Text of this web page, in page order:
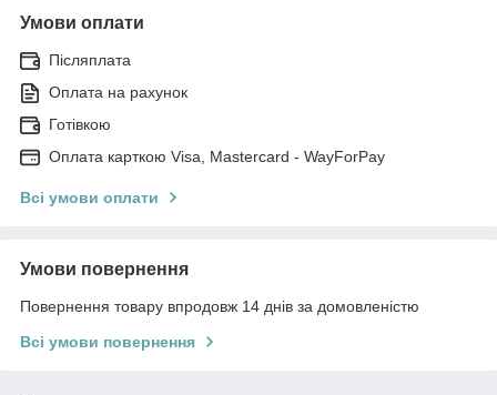
Умови оплати
Післяплата
Оплата на рахунок
Готівкою
Оплата карткою Visa, Mastercard - WayForPay
Всі умови оплати
Умови повернення
Повернення товару впродовж 14 днів за домовленістю
Всі умови повернення